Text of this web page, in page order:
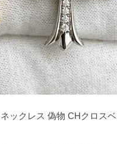
ックレス 偽物 CHクロス